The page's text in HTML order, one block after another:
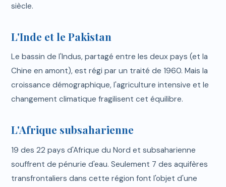
siècle.
L'Inde et le Pakistan
Le bassin de l'Indus, partagé entre les deux pays (et la
Chine en amont), est régi par un traité de 1960. Mais la
croissance démographique, l'agriculture intensive et le
changement climatique fragilisent cet équilibre.
L'Afrique subsaharienne
19 des 22 pays d'Afrique du Nord et subsaharienne
souffrent de pénurie d'eau. Seulement 7 des aquifères
transfrontaliers dans cette région font l'objet d'une